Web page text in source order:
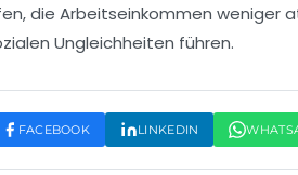
die Arbeitseinkommen weniger
Ungleichheiten führen.
FACEBOOK LINKEDIN